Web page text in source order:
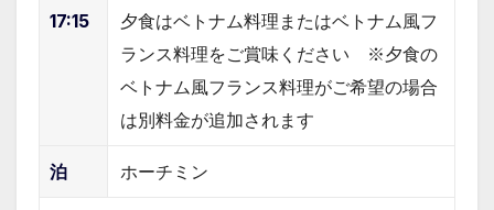
17:15
夕食はベトナム料理またはベトナム風フ
ランス料理をご賞味ください ※夕食の
ベトナム風フランス料理がご希望の場合
は別料金が追加されます
泊 ホーチミン